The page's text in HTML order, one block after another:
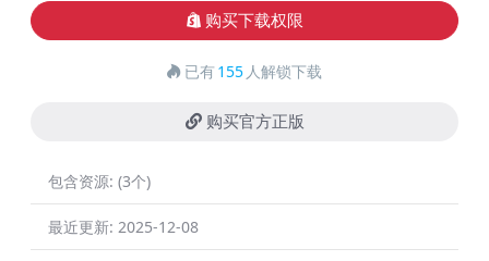
购买下载权限
已有155 人解锁下载
购买官方正版
包含资源: (3个)
最近更新: 2025-12-08